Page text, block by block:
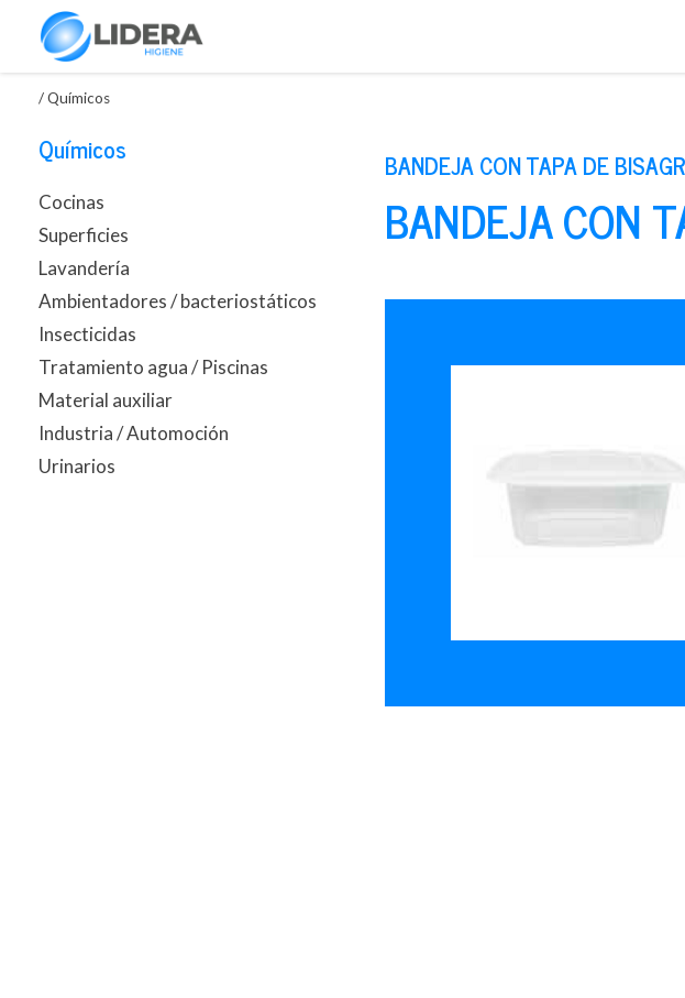
/Químicos
Químicos
Cocinas
Superficies
Lavandería
Ambientadores / bacteriostáticos
Insecticidas
Tratamiento agua / Piscinas
Material auxiliar
Industria / Automoción
Urinarios
BANDEJA CON TAPA DE
BANDEJA CON